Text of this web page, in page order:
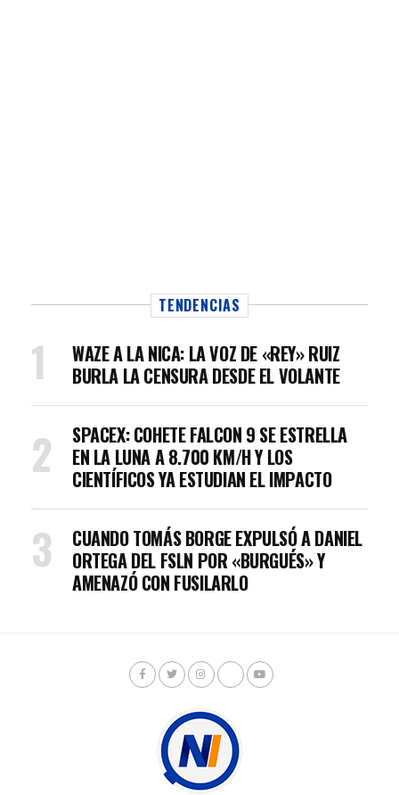
TENDENCIAS
WAZE A LA NICA: LA VOZ DE «REY» RUIZ
BURLA LA CENSURA DESDE EL VOLANTE
SPACEX: COHETE FALCON 9 SE ESTRELLA
EN LA LUNA A 8.700 KM/H Y LOS
CIENTÍFICOS YA ESTUDIAN EL IMPACTO
CUANDO TOMÁS BORGE EXPULSÓ A DANIEL
ORTEGA DEL FSLN POR «BURGUÉS» Y
AMENAZÓ CON FUSILARLO